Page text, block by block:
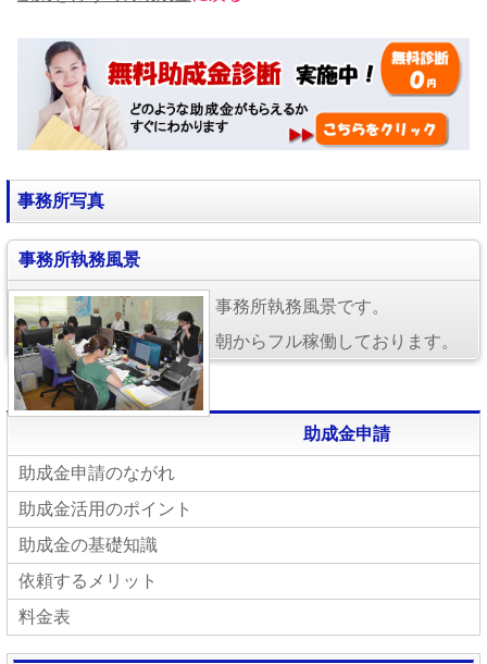
事務所写真
事務所執務風景
事務所執務風景です。
朝からフル稼働しております。
助成金申請
助成金申請のながれ
助成金活用のポイント
助成金の基礎知識
依頼するメリット
料金表